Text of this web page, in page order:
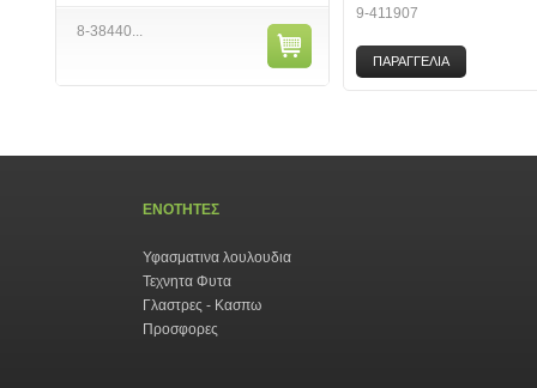
8-38440...
9-411907
ΠΑΡΑΓΓΕΛΙΑ
ΕΝΟΤΗΤΕΣ
Υφασματινα λουλουδια
Τεχνητα Φυτα
Γλαστρες - Κασπω
Προσφορες